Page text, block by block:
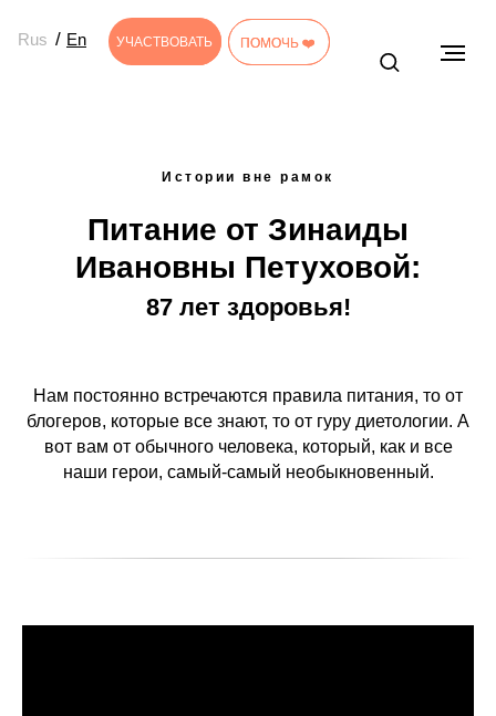
Rus En
/ ПОМОЧЬ ❤️
УЧАСТВОВАТЬ ПОМОЧЬ ❤️
УЧАСТВОВАТЬ
Истории вне рамок
Питание от Зинаиды
Ивановны Петуховой:
87 лет здоровья!
Нам постоянно встречаются правила питания, то от
блогеров, которые все знают, то от гуру диетологии. А
вот вам от обычного человека, который, как и все
наши герои, самый-самый необыкновенный.